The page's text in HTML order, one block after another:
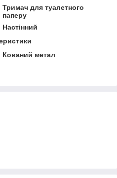
Тримач для туалетного
паперу
Настінний
Кований метал